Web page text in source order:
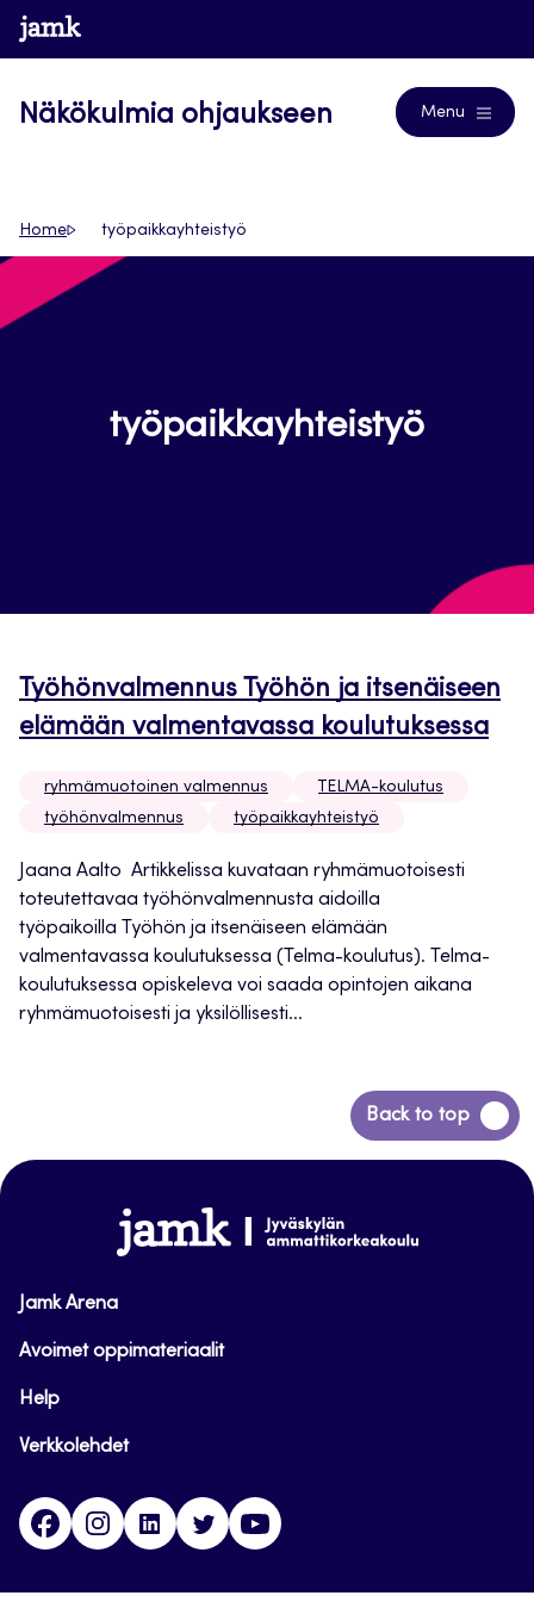
Siirry
suoraan
www.jamk.fi
Näkökulmia ohjaukseen Menu
Home työpaikkayhteistyö
työpaikkayhteistyö
Työhönvalmennus Työhön ja itsenäiseen
elämään valmentavassa koulutuksessa
ryhmämuotoinen valmennus
TELMA-koulutus
työhönvalmennus
työpaikkayhteistyö
Jaana Aalto Artikkelissa kuvataan ryhmämuotoisesti
toteutettavaa työhönvalmennusta aidoilla
työpaikoilla Työhön ja itsenäiseen elämään
valmentavassa koulutuksessa (Telma-koulutus). Telma-
koulutuksessa opiskeleva voi saada opintojen aikana
ryhmämuotoisesti ja yksilöllisesti...
Back to top
Siirry
takaisin
www.jamk.fi
Jamk Arena
Avoimet oppimateriaalit
Help
Verkkolehdet
FacebookInstagramLinkedinTwitter